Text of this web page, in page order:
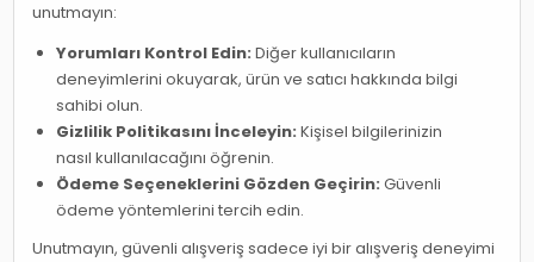
unutmayın:
Yorumları Kontrol Edin: Diğer kullanıcıların
deneyimlerini okuyarak, ürün ve satıcı hakkında bilgi
sahibi olun.
Gizlilik Politikasını İnceleyin: Kişisel bilgilerinizin
nasıl kullanılacağını öğrenin.
Ödeme Seçeneklerini Gözden Geçirin: Güvenli
ödeme yöntemlerini tercih edin.
Unutmayın, güvenli alışveriş sadece iyi bir alışveriş deneyimi